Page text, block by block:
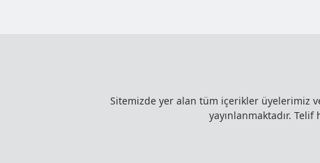
Sitemizde yer alan tüm içerikler üyelerimiz
yayınlanmaktadır.